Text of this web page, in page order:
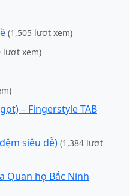
(1,505 lượt xem)
lượt xem)
– Fingerstyle TAB
siêu dễ) (1,384 lượt
Quan họ Bắc Ninh